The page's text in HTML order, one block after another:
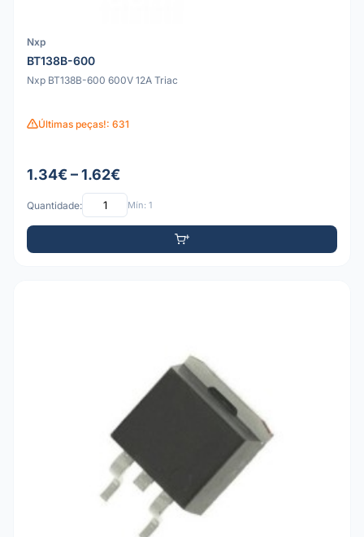
Nxp
BT138B-600
Nxp BT138B-600 600V 12A Triac
Últimas peças!: 631
1.34€ – 1.62€
Quantidade: Mín: 1